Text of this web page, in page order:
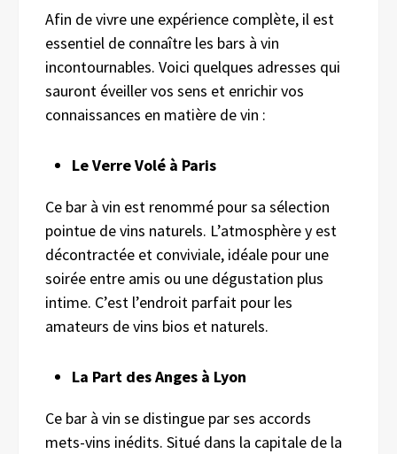
Afin de vivre une expérience complète, il est
essentiel de connaître les bars à vin
incontournables. Voici quelques adresses qui
sauront éveiller vos sens et enrichir vos
connaissances en matière de vin :
Le Verre Volé à Paris
Ce bar à vin est renommé pour sa sélection
pointue de vins naturels. L’atmosphère y est
décontractée et conviviale, idéale pour une
soirée entre amis ou une dégustation plus
intime. C’est l’endroit parfait pour les
amateurs de vins bios et naturels.
La Part des Anges à Lyon
Ce bar à vin se distingue par ses accords
mets-vins inédits. Situé dans la capitale de la